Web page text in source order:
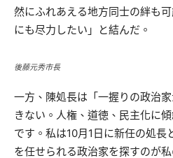
然にふれあえる地方同士の絆も
にも尽力したい」と結んだ。
後藤元秀市長
一方、陳処長は「一握りの政治
きない。人権、道徳、民主化に
です。私は10月1日に新任の処長
を任せられる政治家を探すのが